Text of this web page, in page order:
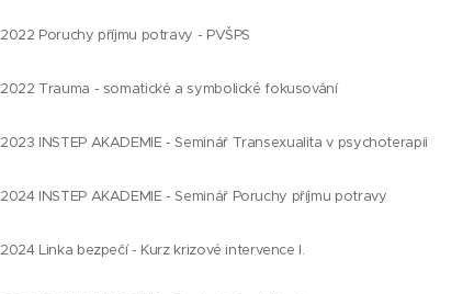
2022 Poruchy příjmu potravy - PVŠPS
2022 Trauma - somatické a symbolické fokusování
2023 INSTEP AKADEMIE - Seminář Transexualita v psychoterapii
2024 INSTEP AKADEMIE - Seminář Poruchy příjmu potravy
2024 Linka bezpečí - Kurz krizové intervence I.